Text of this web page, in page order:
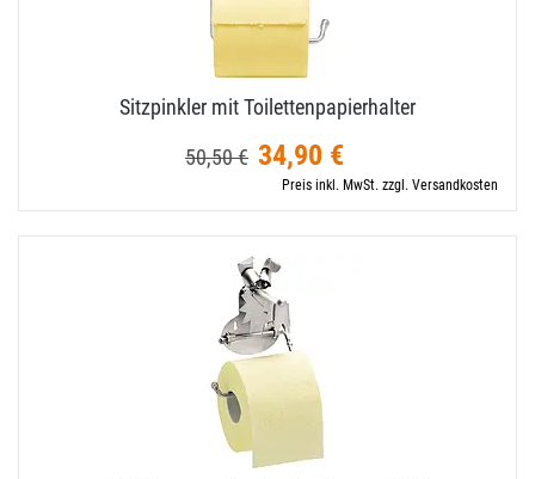
Sitzpinkler mit Toilettenpapierhalter
50,50 € 34,90 €
Preis inkl. MwSt. zzgl. Versandkosten